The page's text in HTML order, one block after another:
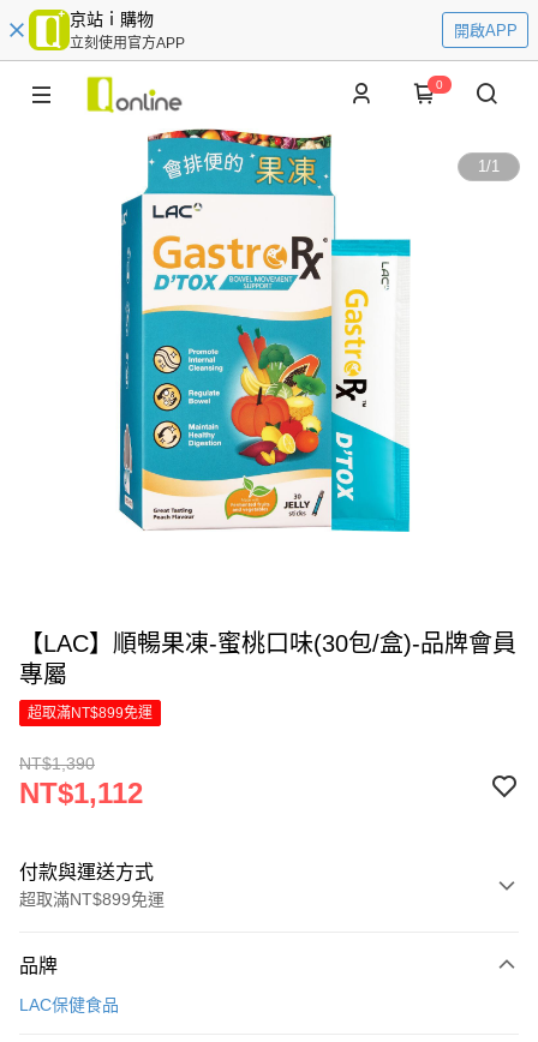
京站ｉ購物
立刻使用官方APP
開啟APP
0
1/1
【LAC】順暢果凍-蜜桃口味(30包/盒)-品牌會員
專屬
超取滿NT$899免運
NT$1,390
NT$1,112
付款與運送方式
超取滿NT$899免運
信用卡一次付款
品牌
LAC保健食品